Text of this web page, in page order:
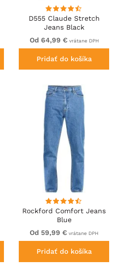
D555 Claude Stretch
Jeans Black
Od 64,99 € vrátane DPH
Pridať do košíka
Rockford Comfort Jeans
Blue
Od 59,99 € vrátane DPH
Pridať do košíka